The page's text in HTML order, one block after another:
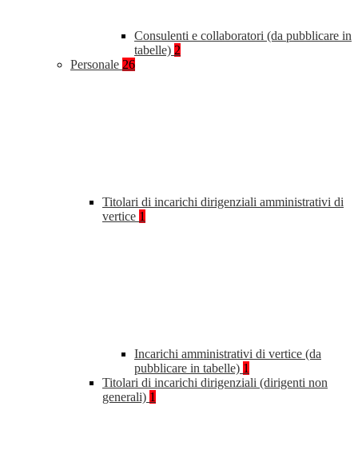
Consulenti e collaboratori (da pubblicare in
tabelle) 2
Personale 26
Titolari di incarichi dirigenziali amministrativi di
vertice 1
Incarichi amministrativi di vertice (da
pubblicare in tabelle) 1
Titolari di incarichi dirigenziali (dirigenti non
generali) 1